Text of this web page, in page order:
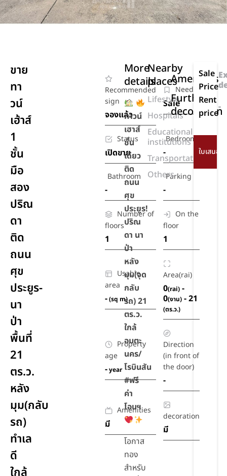
ขาย
ทา
วน์
เฮ้าส์
1
ชั้น
มือ
สอง
ปริณ
ดา
ติด
ถนน
ศุข
ประยูร-
นา
ป่า
พื้นที่
21
ตร.ว.
หลัง
มุม(กลับ
รถ)
ทำเล
ดี
Recommended
sign
จองแล้ว
Need
Sale
Status
เปิดขาย
Bedroom
-
Bathroom
-
Parking
-
Number of
floors
1
On the
floor
1
Usable
area
-(sq m)
Area(rai)
0(rai)-
0(งาน)- 21
(ตร.ว.)
Property
age
-year
Direction
(in front of
the door)
-
Amenities
มี
decoration
มี
More
details
ทาวน์
เฮาส์
ชั้น
เดียว
ติด
ถนน
ศุข
ประยูร!
ปริณ
ดา นา
ป่า
หลัง
มุม(จุด
กลับ
รถ) 21
ตร.ว.
ใกล้
อมตะ
นคร/
โรบินสัน
#ฟรี
ค่า
โอนฯ
โอกาส
ทอง
สำหรับ
Nearby
places
Lifestyle
Hospitals
Educational
institutions
Transportation
Others
Amenities
Further
decoration
Sale
Price
Rent
price
-